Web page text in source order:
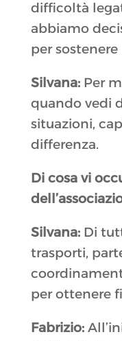
difficoltà
abbiamo
per
Silvana:Per
quando vedi
situazioni,
differenza.
Di cosa vi
Silvana:Di
trasporti,
per ottenere
Fabrizio: